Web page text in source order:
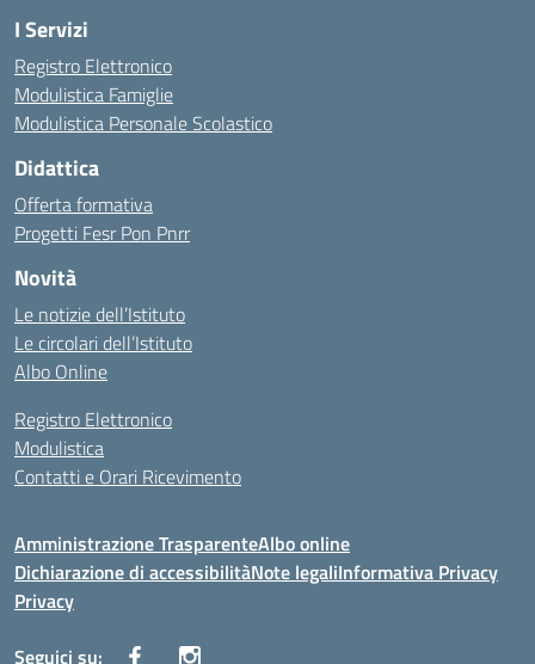
I Servizi
Registro Elettronico
Modulistica Famiglie
Modulistica Personale Scolastico
Didattica
Offerta formativa
Progetti Fesr Pon Pnrr
Novità
Le notizie dell’Istituto
Le circolari dell’Istituto
Albo Online
Registro Elettronico
Modulistica
Contatti e Orari Ricevimento
Amministrazione TrasparenteAlbo online
Dichiarazione di accessibilitàNote legaliInformativa Privacy
Privacy
Seguici su: